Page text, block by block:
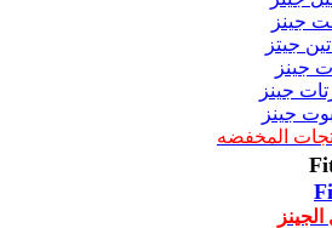
جينز
جيتز
جينز
جينز
جينز
المخفضه